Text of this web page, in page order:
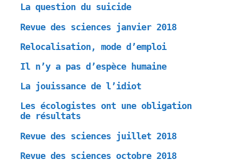
La question du suicide
Revue des sciences janvier 2018
Relocalisation, mode d’emploi
Il n’y a pas d’espèce humaine
La jouissance de l’idiot
Les écologistes ont une obligation
de résultats
Revue des sciences juillet 2018
Revue des sciences octobre 2018